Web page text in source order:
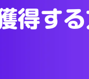
エリートクラ
得す